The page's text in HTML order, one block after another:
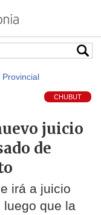
Provincial
CHUBUT
juicio
de
irá a juicio
luego que la